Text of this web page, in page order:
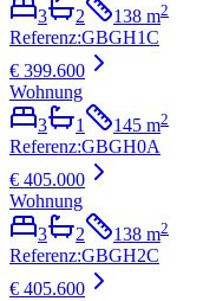
3
2 138 m2
Referenz:GBGH1C
€ 399.600
Wohnung
3
1 145 m2
Referenz:GBGH0A
€ 405.000
Wohnung
3
2 138 m2
Referenz:GBGH2C
€ 405.600